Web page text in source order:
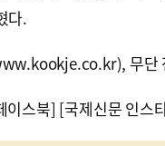
다.
무단
이스북] [국제신문 인스